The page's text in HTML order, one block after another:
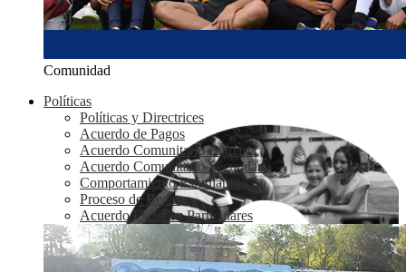
Comunidad
Políticas
Políticas y Directrices
Acuerdo de Pagos
Acuerdo Comunitario Primaria
Acuerdo Comunitario Secundaria
Comportamiento Estudiantil
Proceso de Becas
Acuerdo Escuelas Particulares